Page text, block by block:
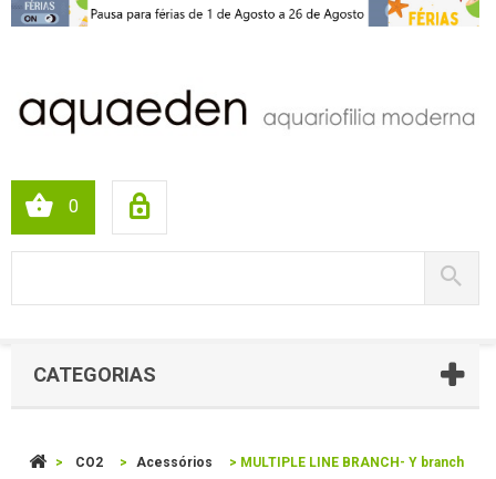
0
CATEGORIAS
> CO2 > Acessórios > MULTIPLE LINE BRANCH- Y branch